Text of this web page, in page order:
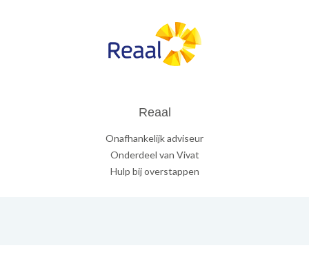
Reaal
Onafhankelijk adviseur
Onderdeel van Vivat
Hulp bij overstappen